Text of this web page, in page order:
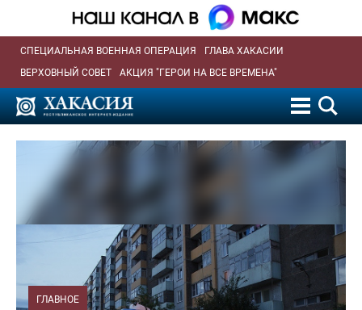
СПЕЦИАЛЬНАЯ ВОЕННАЯ ОПЕРАЦИЯ
ГЛАВА ХАКАСИИ
ВЕРХОВНЫЙ СОВЕТ
АКЦИЯ "ГЕРОИ НА ВСЕ ВРЕМЕНА"
ГЛАВНОЕ